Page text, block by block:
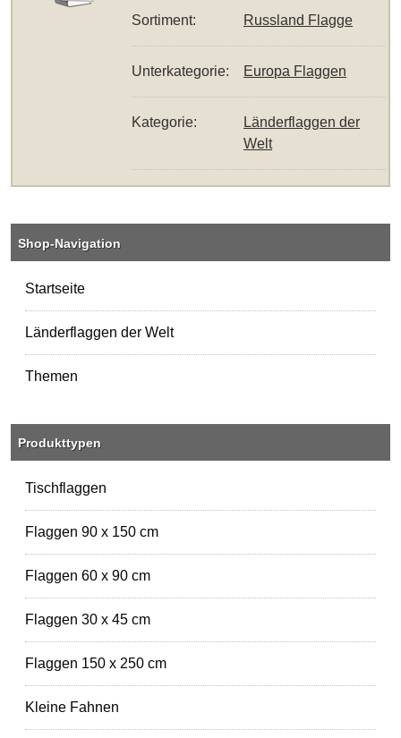
Sortiment: Russland Flagge
Unterkategorie: Europa Flaggen
Kategorie:
Länderflaggen der
Welt
Shop-Navigation
Startseite
Länderflaggen der Welt
Themen
Produkttypen
Tischflaggen
Flaggen 90 x 150 cm
Flaggen 60 x 90 cm
Flaggen 30 x 45 cm
Flaggen 150 x 250 cm
Kleine Fahnen